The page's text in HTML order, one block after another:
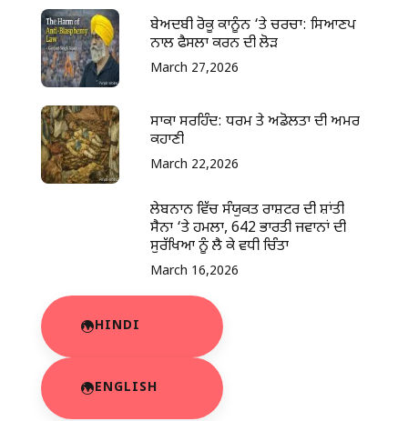
ਬੇਅਦਬੀ ਰੋਕੂ ਕਾਨੂੰਨ ‘ਤੇ ਚਰਚਾ: ਸਿਆਣਪ
ਨਾਲ ਫੈਸਲਾ ਕਰਨ ਦੀ ਲੋੜ
March 27,2026
ਸਾਕਾ ਸਰਹਿੰਦ: ਧਰਮ ਤੇ ਅਡੋਲਤਾ ਦੀ ਅਮਰ
ਕਹਾਣੀ
March 22,2026
ਲੇਬਨਾਨ ਵਿੱਚ ਸੰਯੁਕਤ ਰਾਸ਼ਟਰ ਦੀ ਸ਼ਾਂਤੀ
ਸੈਨਾ ‘ਤੇ ਹਮਲਾ, 642 ਭਾਰਤੀ ਜਵਾਨਾਂ ਦੀ
ਸੁਰੱਖਿਆ ਨੂੰ ਲੈ ਕੇ ਵਧੀ ਚਿੰਤਾ
March 16,2026
HINDI
ENGLISH